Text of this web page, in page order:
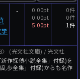
学
-
0.00pt
0.00pt
5.00pt
0件
0件
1件
(光文社文庫) / 光文社
作探偵小説全集」付録)を
歩全集」付録)からも名作